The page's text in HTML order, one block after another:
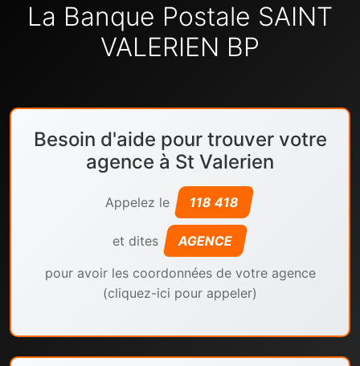
La Banque Postale SAINT
VALERIEN BP
Besoin d'aide pour trouver votre
agence à St Valerien
Appelez le 118 418
et dites AGENCE
pour avoir les coordonnées de votre agence
(cliquez-ici pour appeler)